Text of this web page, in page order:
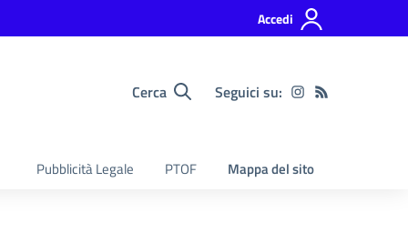
Accedi
Cerca Seguici su:
Pubblicità Legale PTOF Mappa del sito